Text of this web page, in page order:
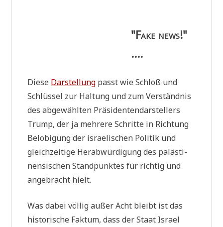
"Fake news!"
....
Die­se Dar­stel­lung passt wie Schloß und
Schlüs­sel zur Hal­tung und zum Ver­ständ­nis
des abge­wähl­ten Prä­si­den­ten­dar­stel­lers
Trump, der ja meh­re­re Schrit­te in Rich­tung
Belo­bi­gung der israe­li­schen Poli­tik und
gleich­zei­ti­ge Her­ab­wür­di­gung des palä­sti­
nen­si­schen Stand­punk­tes für rich­tig und
ange­bracht hielt.
Was dabei völ­lig außer Acht bleibt ist das
histo­ri­sche Fak­tum, dass der Staat Isra­el